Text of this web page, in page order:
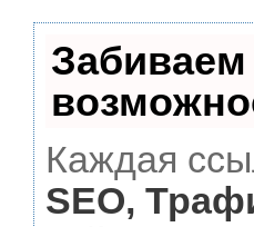
Каждая
SEO,